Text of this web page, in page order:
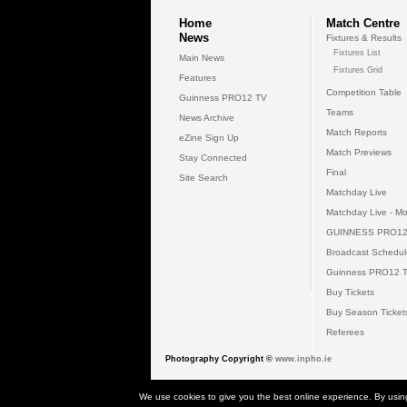
Home
News
Main News
Features
Guinness PRO12 TV
News Archive
eZine Sign Up
Stay Connected
Site Search
Match Centre
Fixtures & Results
Fixtures List
Fixtures Grid
Competition Table
Teams
Match Reports
Match Previews
Final
Matchday Live
Matchday Live -
GUINNESS
Broadcast
Guinness PRO12
Buy Tickets
Buy Season
Referees
Photography Copyright © www.inpho.ie
© 2026
We use cookies to give you the best online experience. By